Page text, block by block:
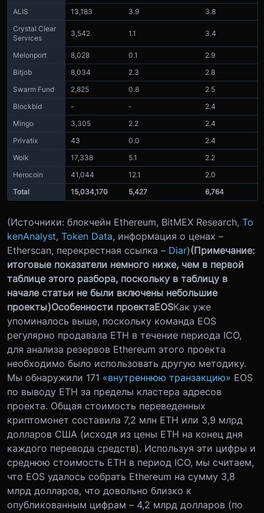
ALIS
13,183 3.9
3.8
Crystal Clear
Services
3,542 1.1 3.4
Melonport 8,028 0.1
2.9
Bitjob
8,034 2.3
2.8
Swarm Fund
2,825 0.8
2.5
Blockbid
- -
2.4
Mingo
3,305 2.2
2.4
Privatix
43 0.0
2.4
Wolk
17,338 5.1
2.2
Herocoin
41,044 12.1
2.0
Total
15,034,170 5,427 6,764
(Источники: блокчейн Ethereum, BitMEX Research, To
kenAnalyst, Token Data, информация о ценах –
Etherscan, перекрестная ссылка – Diar)(Примечание:
итоговые показатели немного ниже, чем в первой
таблице этого разбора, поскольку в таблицу в
начале статьи не были включены небольшие
проекты)Особенности проектаEOSКак уже
упоминалось выше, поскольку команда EOS
регулярно продавала ETH в течение периода ICO,
для анализа резервов Ethereum этого проекта
необходимо было использовать другую методику.
Мы обнаружили 171 «внутреннюю транзакцию» EOS
по выводу ETH за пределы кластера адресов
проекта. Общая стоимость переведенных
криптомонет составила 7,2 млн ETH или 3,9 млрд
долларов США (исходя из цены ETH на конец дня
каждого перевода средств). Используя эти цифры и
среднюю стоимость ETH в период ICO, мы считаем,
что EOS удалось собрать Ethereum на сумму 3,8
млрд долларов, что довольно близко к
опубликованным цифрам – 4,2 млрд долларов (по